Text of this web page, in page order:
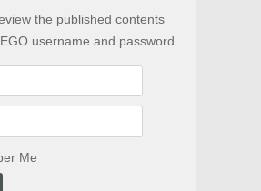
the published contents
username and password.
Me